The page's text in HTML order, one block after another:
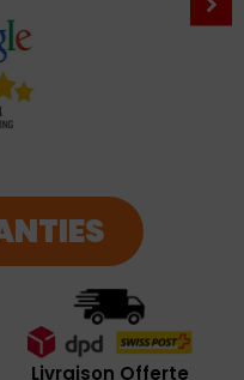
Livraison Offerte